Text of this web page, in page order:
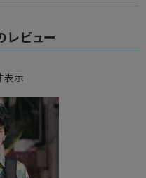
レビュー
表示